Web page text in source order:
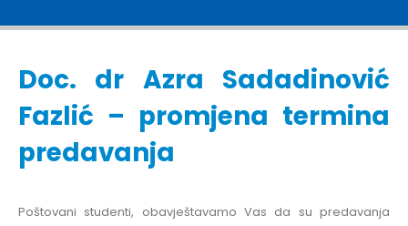
Doc. dr Azra Sadadinović
Fazlić – promjena termina
predavanja
Poštovani studenti, obavještavamo Vas da su predavanja